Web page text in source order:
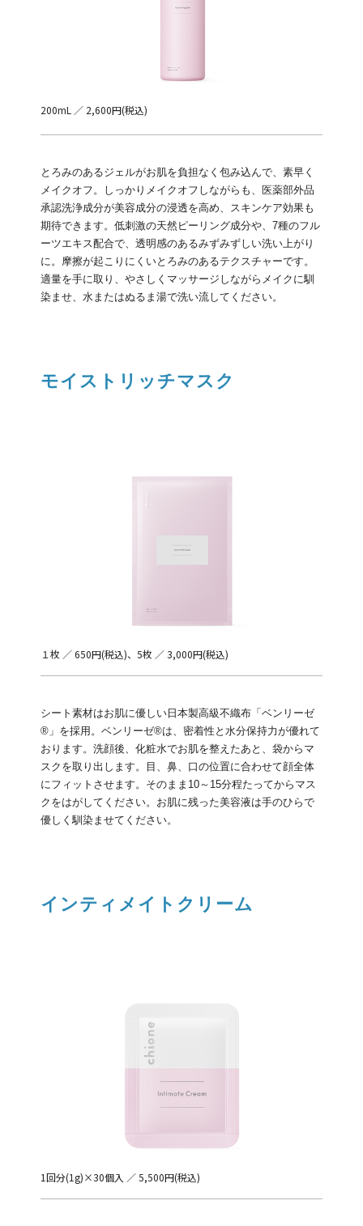
200mL ／ 2,600円(税込)
とろみのあるジェルがお肌を負担なく包み込んで、素早く
メイクオフ。しっかりメイクオフしながらも、医薬部外品
承認洗浄成分が美容成分の浸透を高め、スキンケア効果も
期待できます。低刺激の天然ピーリング成分や、7種のフル
ーツエキス配合で、透明感のあるみずみずしい洗い上がり
に。摩擦が起こりにくいとろみのあるテクスチャーです。
適量を手に取り、やさしくマッサージしながらメイクに馴
染ませ、水またはぬるま湯で洗い流してください。
モイストリッチマスク
１枚 ／ 650円(税込)、5枚 ／ 3,000円(税込)
シート素材はお肌に優しい日本製高級不織布「ベンリーゼ
®︎」を採用。ベンリーゼ®︎は、密着性と水分保持力が優れて
おります。洗顔後、化粧水でお肌を整えたあと、袋からマ
スクを取り出します。目、鼻、口の位置に合わせて顔全体
にフィットさせます。そのまま10～15分程たってからマス
クをはがしてください。お肌に残った美容液は手のひらで
優しく馴染ませてください。
インティメイトクリーム
1回分(1g)×30個入 ／ 5,500円(税込)